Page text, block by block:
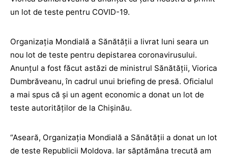
un lot de teste pentru COVID-19.
Organizația Mondială a Sănătății a livrat luni seara un
nou lot de teste pentru depistarea coronavirusului.
Anunțul a fost făcut astăzi de ministrul Sănătăţii, Viorica
Dumbrăveanu, în cadrul unui briefing de presă. Oficialul
a mai spus că şi un agent economic a donat un lot de
teste autorităților de la Chişinău.
“Aseară, Organizaţia Mondială a Sănătăţii a donat un lot
de teste Republicii Moldova. Iar săptămâna trecută am